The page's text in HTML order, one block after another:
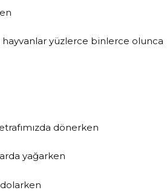
yüzlerce binlerce olunca
dönerken
yağarken